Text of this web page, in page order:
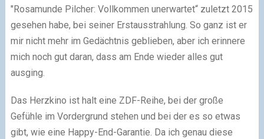
"Rosamunde Pilcher: Vollkommen unerwartet“ zuletzt 2015
gesehen habe, bei seiner Erstausstrahlung. So ganz ist er
mir nicht mehr im Gedächtnis geblieben, aber ich erinnere
mich noch gut daran, dass am Ende wieder alles gut
ausging.
Das Herzkino ist halt eine ZDF-Reihe, bei der große
Gefühle im Vordergrund stehen und bei der es so etwas
gibt, wie eine Happy-End-Garantie. Da ich genau diese